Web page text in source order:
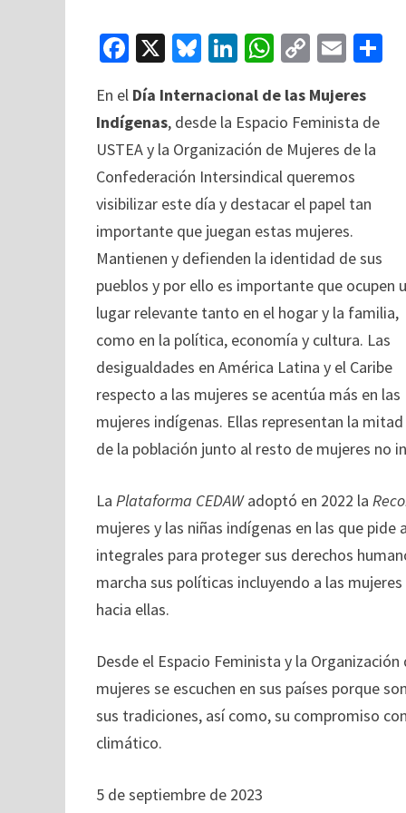
Fa
ce
b
o
o
k
X
Bl
es
ky
Li
ke
dI
n
W
at
sA
p
p
C
p
y
Li
n
k
E
ai
l
En el Día Internacional de las Mujeres
Indígenas, desde la Espacio Feminista de
USTEA y la Organización de Mujeres de la
Confederación Intersindical queremos
visibilizar este día y destacar el papel tan
importante que juegan estas mujeres.
Mantienen y defienden la identidad de sus
pueblos y por ello es importante que ocupen
lugar relevante tanto en el hogar y la familia,
como en la política, economía y cultura. Las
desigualdades en América Latina y el Caribe
respecto a las mujeres se acentúa más en las
mujeres indígenas. Ellas representan la mitad
de la población junto al resto de mujeres no
LaPlataforma CEDAWadoptó en 2022 la
mujeres y las niñas indígenas en las que
integrales para proteger sus derechos
marcha sus políticas incluyendo a las
hacia ellas.
Desde el Espacio Feminista y la
mujeres se escuchen en sus países porque
sus tradiciones, así como, su compromiso
climático.
5 de septiembre de 2023